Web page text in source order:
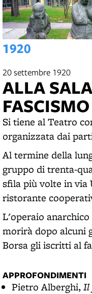
1920
20 settembre 1920
ALLA
FASCISMO
Si tiene al Teatro
organizzata dai
Al termine della
gruppo di trenta-
sfila più volte in via
ristorante
L'operaio
morirà dopo alcuni
Borsa gli iscritti al
APPROFONDIMENTI
Pietro Alberghi,Il